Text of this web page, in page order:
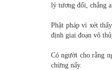
lý tương đối, chẳng
Phật pháp vì xét
định giai đoạn vô
Có người cho rằng
chừng nấy.